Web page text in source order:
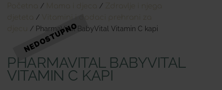
/ /
/
/ PharmaVital BabyVital Vitamin C kapi
PHARMAVITAL BABYVITAL
VITAMIN C KAPI